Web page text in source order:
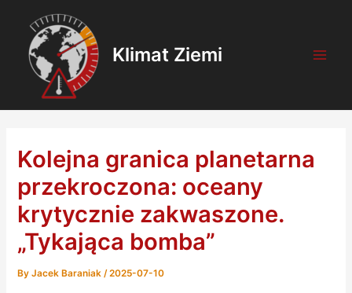
content
Klimat Ziemi
Kolejna granica planetarna
przekroczona: oceany
krytycznie zakwaszone.
„Tykająca bomba”
ByJacek Baraniak/2025-07-10
navigation